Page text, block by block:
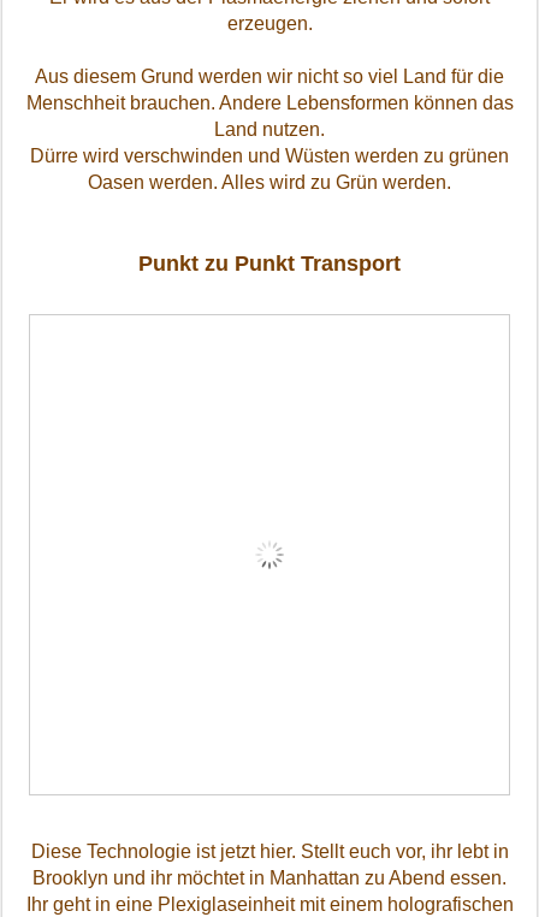
erzeugen.
Aus diesem Grund werden wir nicht so viel Land für die
Menschheit brauchen. Andere Lebensformen können das
Land nutzen.
Dürre wird verschwinden und Wüsten werden zu grünen
Oasen werden. Alles wird zu Grün werden.
Punkt zu Punkt Transport
Diese Technologie ist jetzt hier. Stellt euch vor, ihr lebt in
Brooklyn und ihr möchtet in Manhattan zu Abend essen.
Ihr geht in eine Plexiglaseinheit mit einem holografischen